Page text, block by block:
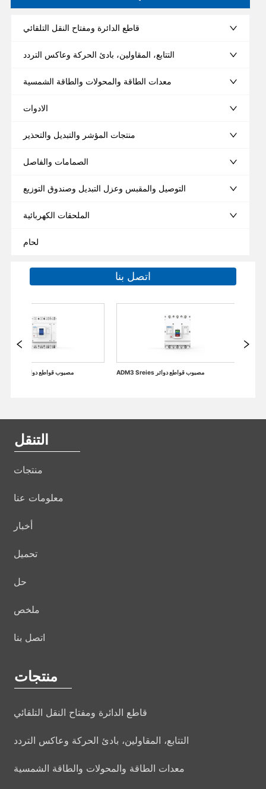
قاطع الدائرة ومفتاح النقل التلقائي
التتابع، المقاولين، بادئ الحركة وعاكس التردد
معدات الطاقة والمحولات والطاقة الشمسية
الادوات
منتجات المؤشر والتبديل والتحذير
الصمامات والفاصل
التوصيل والمقبس وعزل التبديل وصندوق التوزيع
الملحقات الكهربائية
لحام
اتصل بنا
ADM3 Sreies مصبوب قواطع دوائر الملحقات الكهربائية من قواطع دوائر مصغرة
التنقل
منتجات
معلومات عنا
أخبار
تحميل
حل
ملخص
اتصل بنا
منتجات
قاطع الدائرة ومفتاح النقل التلقائي
التتابع، المقاولين، بادئ الحركة وعاكس التردد
معدات الطاقة والمحولات والطاقة الشمسية